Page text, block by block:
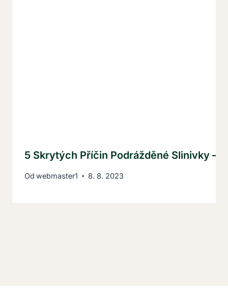
5 Skrytých Příčin Podrážděné Slinivky –
Od webmaster1 8. 8. 2023